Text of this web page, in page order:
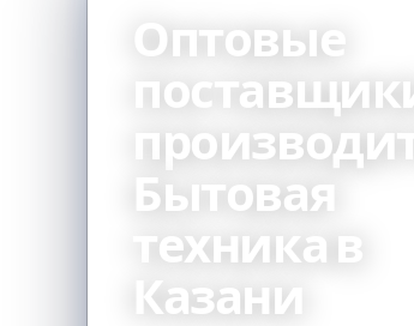
Оптовые
Бытовая
техника в
Казани